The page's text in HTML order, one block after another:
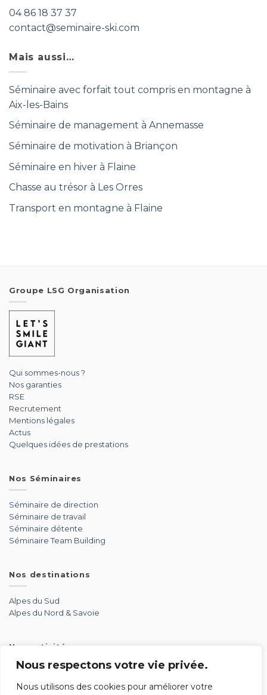
Nous respectons votre vie privée.
Nous utilisons des cookies pour améliorer votre
04 86 18 37 37
contact@seminaire-ski.com
Mais aussi…
Séminaire avec forfait tout compris en montagne à
Aix-les-Bains
Séminaire de management à Annemasse
Séminaire de motivation à Briançon
Séminaire en hiver à Flaine
Chasse au trésor à Les Orres
Transport en montagne à Flaine
Groupe LSG Organisation
Qui sommes-nous ?
Nos garanties
RSE
Recrutement
Mentions légales
Actus
Quelques idées de prestations
Nos Séminaires
Séminaire de direction
Séminaire de travail
Séminaire détente
Séminaire Team Building
Nos destinations
Alpes du Sud
Alpes du Nord & Savoie
Nos activités
Aventure